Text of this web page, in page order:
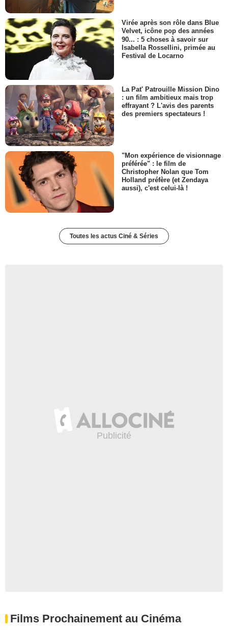
Virée après son rôle dans Blue
Velvet, icône pop des années
90... : 5 choses à savoir sur
Isabella Rossellini, primée au
Festival de Locarno
La Pat' Patrouille Mission Dino
: un film ambitieux mais trop
effrayant ? L'avis des parents
des premiers spectateurs !
"Mon expérience de visionnage
préférée" : le film de
Christopher Nolan que Tom
Holland préfère (et Zendaya
aussi), c'est celui-là !
Toutes les actus Ciné & Séries
Films Prochainement au Cinéma